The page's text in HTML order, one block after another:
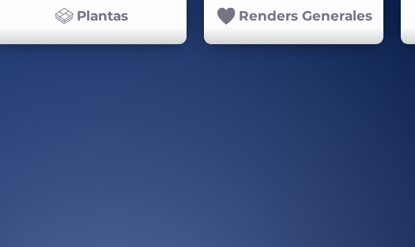
Plantas Renders Generales